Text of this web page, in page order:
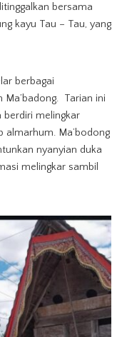
bersama
kayu Tau – Tau, yang
berbagai
Tarian ini
berdiri melingkar
almarhum. Ma’bodong
nyanyian duka
melingkar sambil